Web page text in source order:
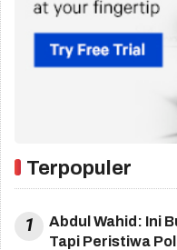
Terpopuler
1
Abdul Wahid: Ini
Tapi Peristiwa